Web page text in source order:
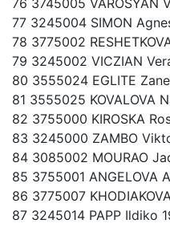
77 3245004 SIMON
78 3775002
79 3245002 VICZIAN
80 3555024 EGLITE
81 3555025 KOVALOVA
82 3755000 KIROSKA
83 3245000 ZAMBO
84 3085002 MOURAO
85 3755001 ANGELOVA
86 3775007
87 3245014 PAPP Ildiko